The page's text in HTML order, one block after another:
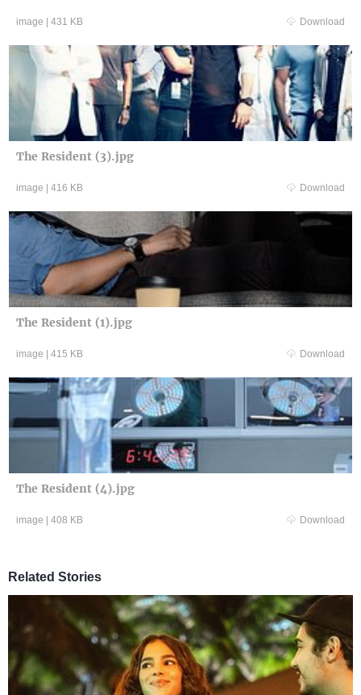
image 431 KB Download
The Resident (3).jpg
image 416 KB Download
The Resident (1).jpg
image 415 KB Download
The Resident (4).jpg
image 408 KB Download
Related Stories